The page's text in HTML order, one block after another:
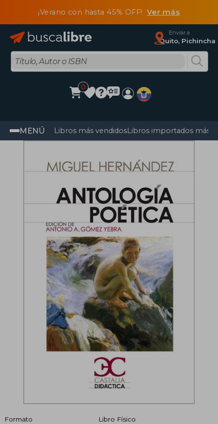
¡Verano con hasta 45% OFF! Ver más
Enviar a
Quito, Pichincha
0
MENÚ Libros más vendidosLibros importados más
Formato
Libro Físico